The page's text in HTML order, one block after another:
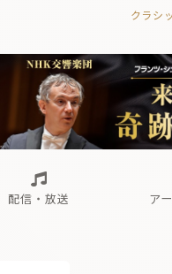
クラシ
配信・放送 ア
Aからの眺望 ぶらあ